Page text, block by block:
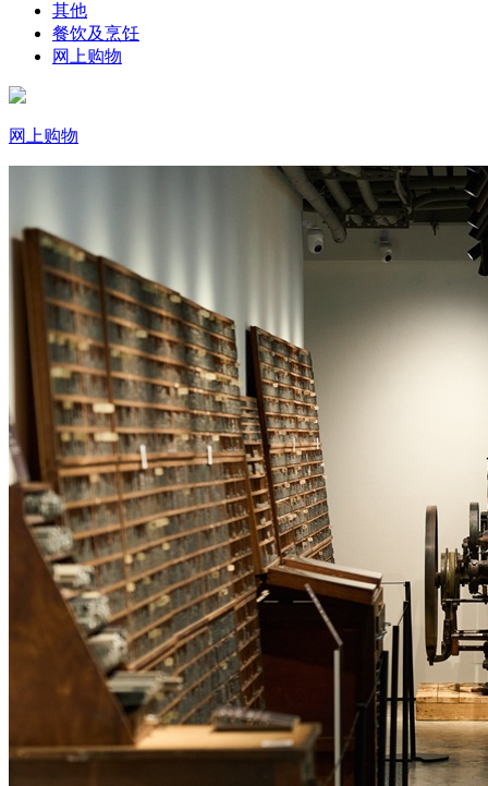
其他
餐饮及烹饪
网上购物
网上购物